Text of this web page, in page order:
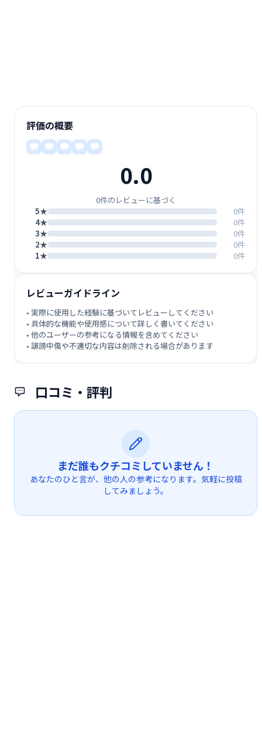
口コミ・評判
まだ誰もクチコミしていません！
あなたのひと言が、他の人の参考になります。気軽に投稿
してみましょう。
評価の概要
0.0
0件のレビューに基づく
5★
0件
4★
0件
3★
0件
2★
0件
1★
0件
レビューガイドライン
• 実際に使用した経験に基づいてレビューしてください
• 具体的な機能や使用感について詳しく書いてください
• 他のユーザーの参考になる情報を含めてください
• 誹謗中傷や不適切な内容は削除される場合があります